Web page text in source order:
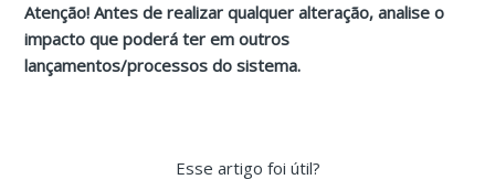
Atenção! Antes de realizar qualquer alteração, analise o
impacto que poderá ter em outros
lançamentos/processos do sistema.
Esse artigo foi útil?